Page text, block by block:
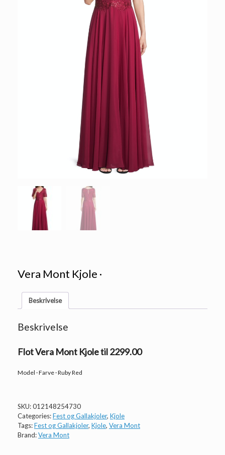
Vera Mont Kjole ·
Beskrivelse
Beskrivelse
Flot Vera Mont Kjole til 2299.00
Model · Farve · Ruby Red
SKU:012148254730
Categories:Fest og Gallakjoler, Kjole
Tags:Fest og Gallakjoler, Kjole, Vera Mont
Brand:Vera Mont